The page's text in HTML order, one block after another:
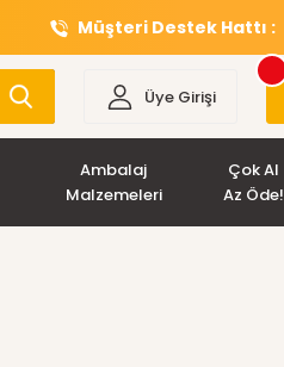
Müşteri Destek Hattı :
Üye Girişi
Ambalaj
Malzemeleri
Çok Al
Az Öde!